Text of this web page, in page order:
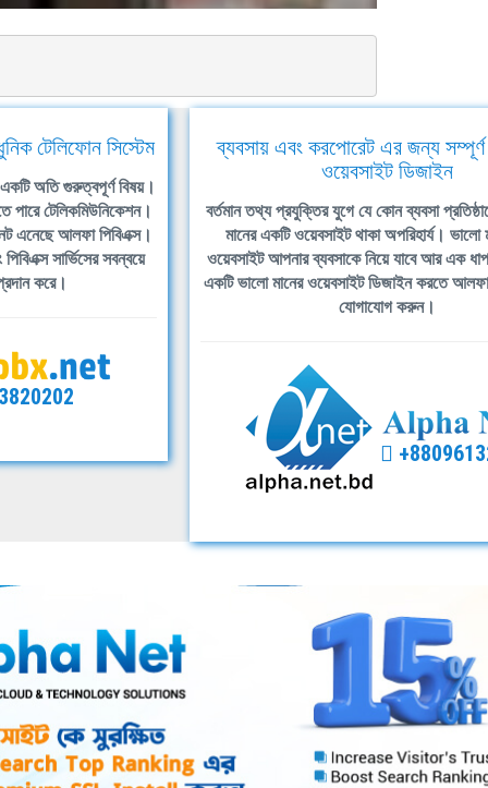
টেলিফোন সিস্টেম
একটি অতি গুরুত্বপূর্ণ বিষয়।
পারে টেলিকমিউনিকেশন।
এনেছে আলফা পিবিএক্স।
সার্ভিসের সবন্বয়ে
করে।
ব্যবসায় এবং করপোরেট এর জন্য সম্পূর্ণ
ওয়েবসাইট ডিজাইন
বর্তমান তথ্য প্রযুক্তির যুগে যে কোন ব্যবসা
মানের একটি ওয়েবসাইট থাকা অপরিহার্য। ভালো
ওয়েবসাইট আপনার ব্যবসাকে নিয়ে যাবে আর এক
একটি ভালো মানের ওয়েবসাইট ডিজাইন করতে
যোগাযোগ করুন।